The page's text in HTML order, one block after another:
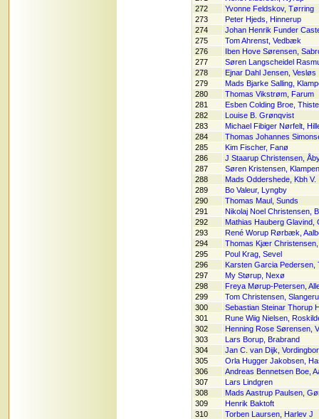
272
Yvonne Feldskov, Tørring
273
Peter Hjeds, Hinnerup
274
Johan Henrik Funder
275
Tom Ahrenst, Vedbæk
276
Iben Hove Sørensen,
277
Søren Langscheidel
278
Ejnar Dahl Jensen, Vesløs
279
Mads Bjarke Salling,
280
Thomas Vikstrøm, Farum
281
Esben Colding Broe,
282
Louise B. Grønqvist
283
Michael Fibiger Nørfelt,
284
Thomas Johannes
285
Kim Fischer, Fanø
286
J Staarup Christensen,
287
Søren Kristensen,
288
Mads Oddershede, Kbh V.
289
Bo Valeur, Lyngby
290
Thomas Maul, Sunds
291
Nikolaj Noel Christensen,
292
Mathias Hauberg Glavind,
293
René Worup Rørbæk,
294
Thomas Kjær
295
Poul Krag, Sevel
296
Karsten Garcia Pedersen,
297
My Størup, Nexø
298
Freya Mørup-Petersen,
299
Tom Christensen,
300
Sebastian Steinar Thorup
301
Rune Wiig Nielsen,
302
Henning Rose Sørensen,
303
Lars Borup, Brabrand
304
Jan C. van Dijk,
305
Orla Hugger Jakobsen,
306
Andreas Bennetsen Boe,
307
Lars Lindgren
308
Mads Aastrup Paulsen,
309
Henrik Baktoft
310
Torben Laursen, Harlev J